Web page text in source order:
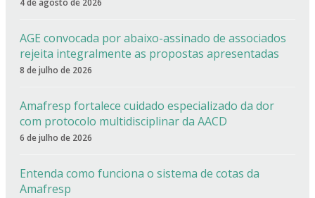
4 de agosto de 2026
AGE convocada por abaixo-assinado de associados
rejeita integralmente as propostas apresentadas
8 de julho de 2026
Amafresp fortalece cuidado especializado da dor
com protocolo multidisciplinar da AACD
6 de julho de 2026
Entenda como funciona o sistema de cotas da
Amafresp